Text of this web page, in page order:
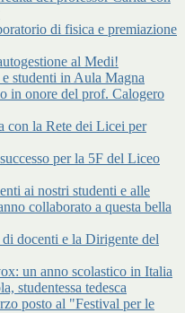
di fisica e premiazione
al Medi!
e studenti in Aula Magna
in onore del prof. Calogero
con la Rete dei Licei per
per la 5F del Liceo
ai nostri studenti e alle
collaborato a questa bella
docenti e la Dirigente del
un anno scolastico in Italia
studentessa tedesca
posto al "Festival per le